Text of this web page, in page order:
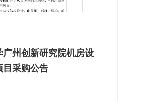
广州创新研究院机房设
目采购公告